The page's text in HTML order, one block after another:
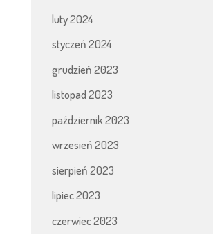
luty 2024
styczeń 2024
grudzień 2023
listopad 2023
październik 2023
wrzesień 2023
sierpień 2023
lipiec 2023
czerwiec 2023